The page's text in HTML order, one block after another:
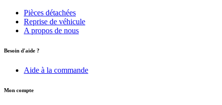
Pièces détachées
Reprise de véhicule
A propos de nous
Besoin d'aide ?
Aide à la commande
Mon compte